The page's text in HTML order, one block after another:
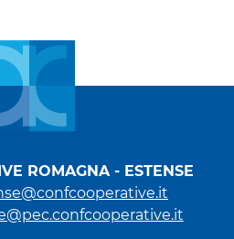
ROMAGNA - ESTENSE